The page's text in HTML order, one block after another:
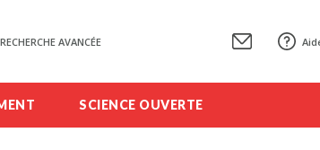
RECHERCHE AVANCÉE
SCIENCE OUVERTE